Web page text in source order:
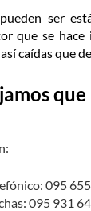
ser
que se hace
caídas que
095
095 931